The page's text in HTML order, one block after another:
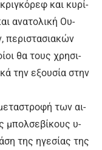
και κυ­ρί­
α­να­το­λι­κή Ου­
πε­ρι­στα­σια­κών
θα τους χρη­σι­
την ε­ξου­σί­α στην
των αι­
μπολ­σε­βί­κους υ­
της η­γε­σί­ας της